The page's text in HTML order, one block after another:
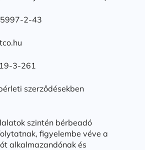
2-43
3-261
szerződésekben
szintén bérbeadó
figyelembe véve a
alkalmazandónak és